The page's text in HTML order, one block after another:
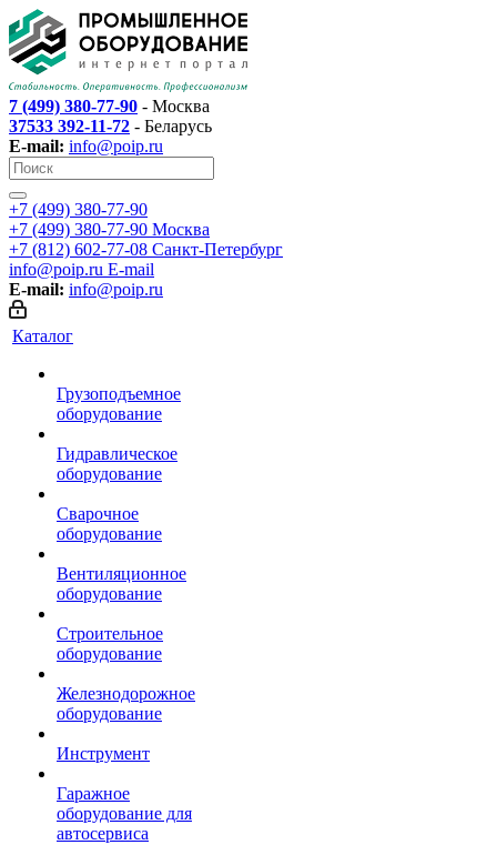
7 (499) 380-77-90 - Москва
37533 392-11-72 - Беларусь
E-mail: info@poip.ru
+7 (499) 380-77-90
+7 (499) 380-77-90 Москва
+7 (812) 602-77-08 Санкт-Петербург
info@poip.ru E-mail
E-mail: info@poip.ru
Каталог
Грузоподъемное
оборудование
Гидравлическое
оборудование
Сварочное
оборудование
Вентиляционное
оборудование
Строительное
оборудование
Железнодорожное
оборудование
Инструмент
Гаражное
оборудование для
автосервиса